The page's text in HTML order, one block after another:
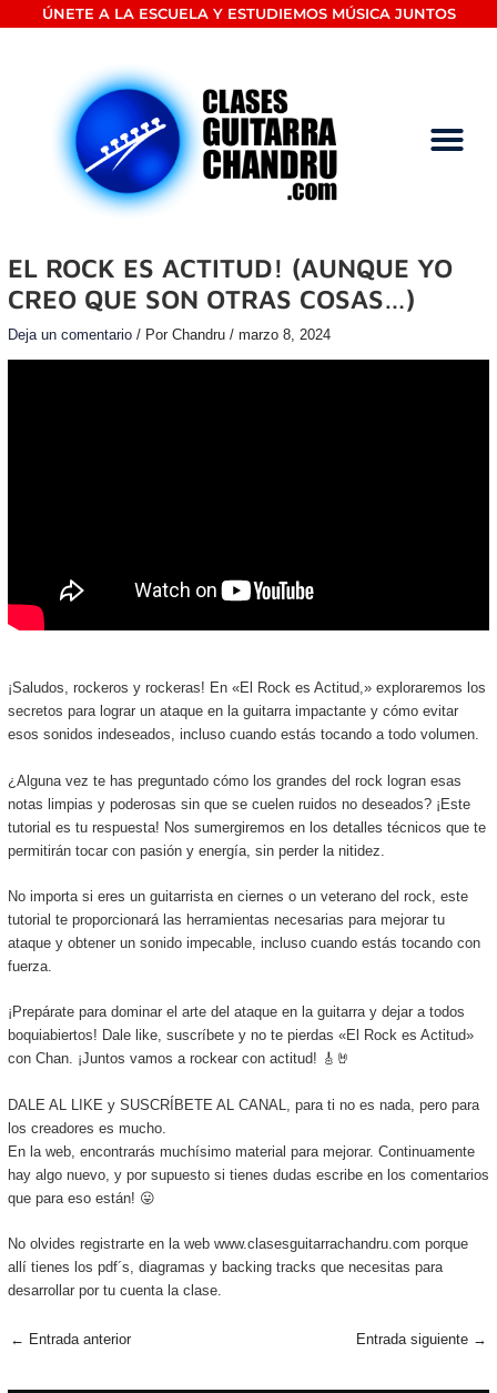
ÚNETE A LA ESCUELA Y ESTUDIEMOS MÚSICA JUNTOS
EL ROCK ES ACTITUD! (AUNQUE YO
CREO QUE SON OTRAS COSAS…)
Deja un comentario / Por Chandru / marzo 8, 2024
¡Saludos, rockeros y rockeras! En «El Rock es Actitud,» exploraremos los
secretos para lograr un ataque en la guitarra impactante y cómo evitar
esos sonidos indeseados, incluso cuando estás tocando a todo volumen.
¿Alguna vez te has preguntado cómo los grandes del rock logran esas
notas limpias y poderosas sin que se cuelen ruidos no deseados? ¡Este
tutorial es tu respuesta! Nos sumergiremos en los detalles técnicos que te
permitirán tocar con pasión y energía, sin perder la nitidez.
No importa si eres un guitarrista en ciernes o un veterano del rock, este
tutorial te proporcionará las herramientas necesarias para mejorar tu
ataque y obtener un sonido impecable, incluso cuando estás tocando con
fuerza.
¡Prepárate para dominar el arte del ataque en la guitarra y dejar a todos
boquiabiertos! Dale like, suscríbete y no te pierdas «El Rock es Actitud»
con Chan. ¡Juntos vamos a rockear con actitud! 🎸🤘
DALE AL LIKE y SUSCRÍBETE AL CANAL, para ti no es nada, pero para
los creadores es mucho.
En la web, encontrarás muchísimo material para mejorar. Continuamente
hay algo nuevo, y por supuesto si tienes dudas escribe en los comentarios
que para eso están! 😛
No olvides registrarte en la web www.clasesguitarrachandru.com porque
allí tienes los pdf´s, diagramas y backing tracks que necesitas para
desarrollar por tu cuenta la clase.
← Entrada anterior Entrada siguiente →